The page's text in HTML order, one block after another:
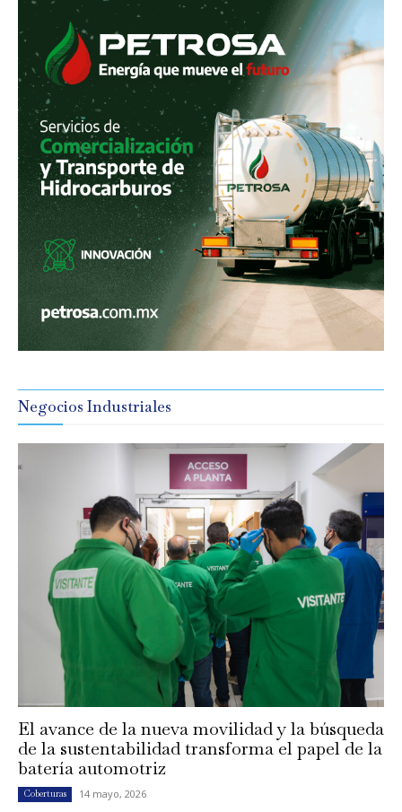
Negocios Industriales
El avance de la nueva movilidad y la búsqueda
de la sustentabilidad transforma el papel de la
batería automotriz
Coberturas 14 mayo, 2026